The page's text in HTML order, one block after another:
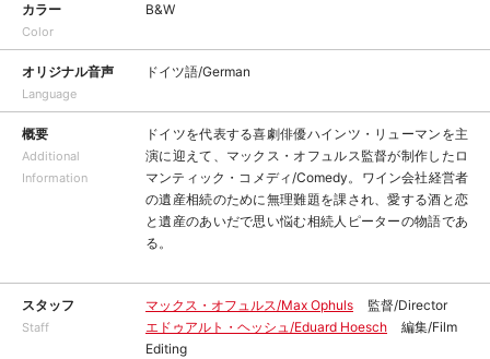
カラー
Color
B&W
オリジナル音声
Language
ドイツ語/German
概要
Additional
Information
ドイツを代表する喜劇俳優ハインツ・リューマンを主
演に迎えて、マックス・オフュルス監督が制作したロ
マンティック・コメディ/Comedy。ワイン会社経営者
の遺産相続のために無理難題を課され、愛する酒と恋
と遺産のあいだで思い悩む相続人ピーターの物語であ
る。
スタッフ
Staff
マックス・オフュルス/Max Ophuls
監督/Director
エドゥアルト・ヘッシュ/Eduard Hoesch
編集/Film
Editing